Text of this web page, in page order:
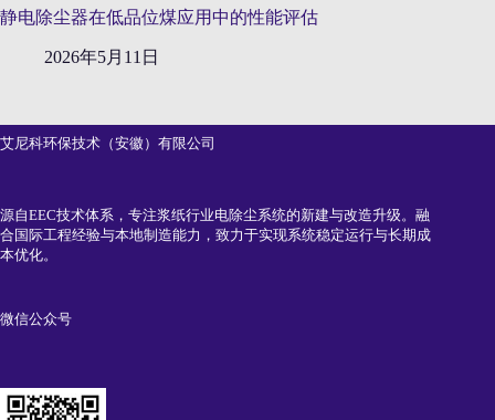
静电除尘器在低品位煤应用中的性能评估
2026年5月11日
艾尼科环保技术（安徽）有限公司
源自EEC技术体系，专注浆纸行业电除尘系统的新建与改造升级。融
合国际工程经验与本地制造能力，致力于实现系统稳定运行与长期成
本优化。
微信公众号